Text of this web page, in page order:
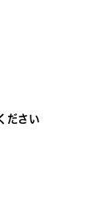
ださい